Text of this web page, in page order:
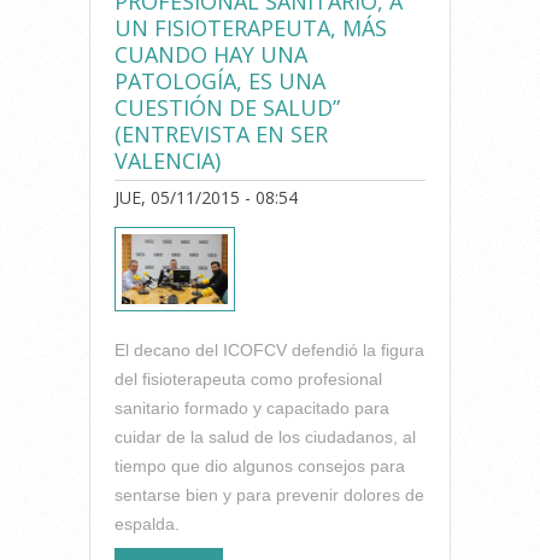
UN FISIOTERAPEUTA, MÁS
CUANDO HAY UNA
PATOLOGÍA, ES UNA
CUESTIÓN DE SALUD”
(ENTREVISTA EN SER
VALENCIA)
JUE, 05/11/2015 - 08:54
El decano del ICOFCV defendió la figura
del fisioterapeuta como profesional
sanitario formado y capacitado para
cuidar de la salud de los ciudadanos, al
tiempo que dio algunos consejos para
sentarse bien y para prevenir dolores de
espalda.